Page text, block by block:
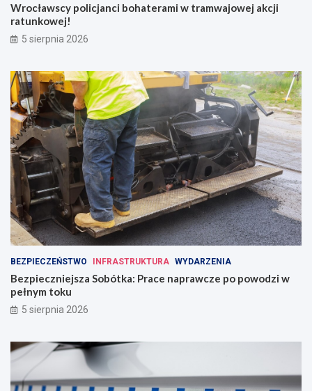
Wrocławscy policjanci bohaterami w tramwajowej akcji
ratunkowej!
5 sierpnia 2026
BEZPIECZEŃSTWO INFRASTRUKTURA WYDARZENIA
Bezpieczniejsza Sobótka: Prace naprawcze po powodzi w
pełnym toku
5 sierpnia 2026